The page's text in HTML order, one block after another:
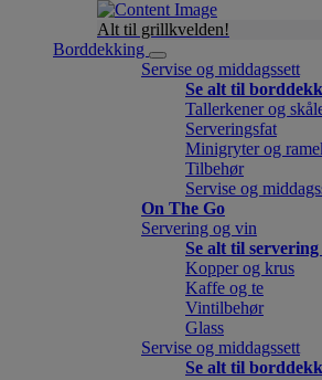
Alt til grillkvelden!
Borddekking
Servise og middagssett
Se alt til
Tallerkener og
Serveringsfat
Minigryter og
Tilbehør
Servise og
On The Go
Servering og vin
Se alt til
Kopper og krus
Kaffe og te
Vintilbehør
Glass
Servise og middagssett
Se alt til